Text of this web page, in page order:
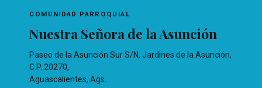
COMUNIDAD PARROQUIAL
Nuestra Señora de la Asunción
Paseo de la Asunción Sur S/N, Jardines de la Asunción,
C.P. 20270,
Aguascalientes, Ags.